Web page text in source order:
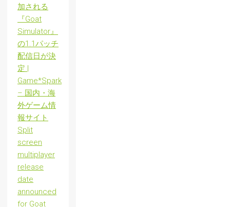
加される
『Goat
Simulator』
の1.1パッチ
配信日が決
定 |
Game*Spark
– 国内・海
外ゲーム情
報サイト
Split
screen
multiplayer
release
date
announced
for Goat